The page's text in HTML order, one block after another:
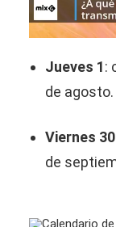
Jueves 1:
de agosto.
Viernes 30
de